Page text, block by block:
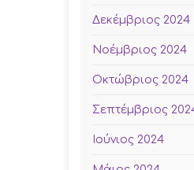
Δεκέμβριος 2024
Νοέμβριος 2024
Οκτώβριος 2024
Σεπτέμβριος
Ιούνιος 2024